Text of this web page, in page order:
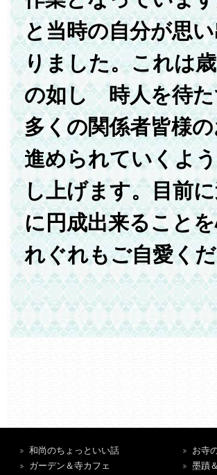
と当時の自分が思
りました。これは
の如し 時人を待た
多くの関係者皆様
進められていくよ
し上げます。目前
に円成出来ること
れぐれもご自愛く
和尚のちょっといい話
ガーデン＆寺カフェ
お寺
墨蹟